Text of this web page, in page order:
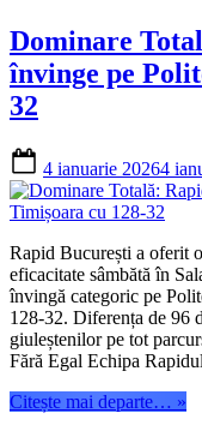
Dominare
învinge pe
32
on
4 ianuarie 20264
Rapid București a oferit
eficacitate sâmbătă în
învingă categoric pe
128-32. Diferența de 96
giuleștenilor pe tot
Fără Egal Echipa
Citește mai departe… »